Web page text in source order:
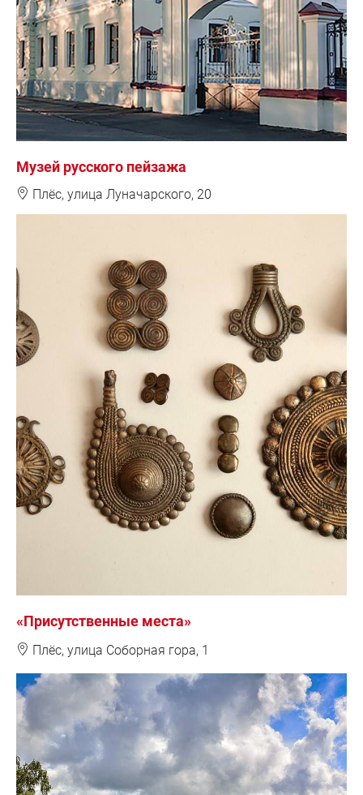
Музей русского пейзажа
❽ Плёс, улица Луначарского, 20
«Присутственные места»
❽ Плёс, улица Соборная гора, 1